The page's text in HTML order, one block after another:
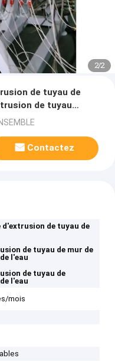
2/2
de tuyau de
de tuyau
Contactez
d'extrusion de tuyau de
de tuyau de mur de
l'eau
de tuyau de
l'eau
mois